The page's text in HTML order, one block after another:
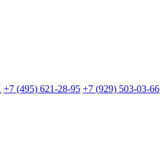
+7 (495) 621-28-95 +7 (929) 503-03-66